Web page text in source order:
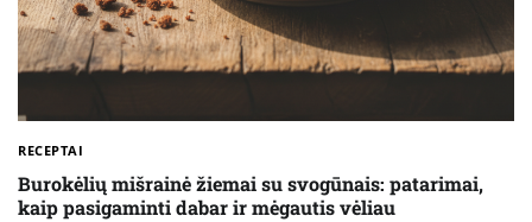
RECEPTAI
Burokėlių mišrainė žiemai su svogūnais: patarimai,
kaip pasigaminti dabar ir mėgautis vėliau